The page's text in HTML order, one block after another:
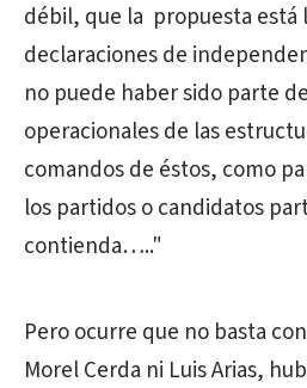
débil, que la propuesta está
declaraciones de
no puede haber sido parte
operacionales de las
comandos de éstos, como
los partidos o candidatos
contienda….."
Pero ocurre que no basta
Morel Cerda ni Luis Arias,